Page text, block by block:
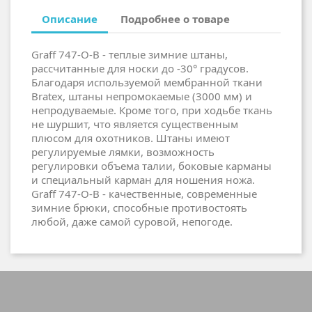
Описание Подробнее о товаре
Graff 747-O-B - теплые зимние штаны,
рассчитанные для носки до -30° градусов.
Благодаря используемой мембранной ткани
Bratex, штаны непромокаемые (3000 мм) и
непродуваемые. Кроме того, при ходьбе ткань
не шуршит, что является существенным
плюсом для охотников. Штаны имеют
регулируемые лямки, возможность
регулировки объема талии, боковые карманы
и специальный карман для ношения ножа.
Graff 747-O-B - качественные, современные
зимние брюки, способные противостоять
любой, даже самой суровой, непогоде.